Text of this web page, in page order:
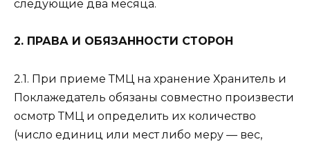
следующие два месяца.
2. ПРАВА И ОБЯЗАННОСТИ СТОРОН
2.1. При приеме ТМЦ на хранение Хранитель и
Поклажедатель обязаны совместно произвести
осмотр ТМЦ и определить их количество
(число единиц или мест либо меру — вес,